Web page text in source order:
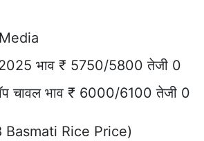
भाव ₹ 5750/5800 तेजी 0
चावल भाव ₹ 6000/6100 तेजी 0
Basmati Rice Price)